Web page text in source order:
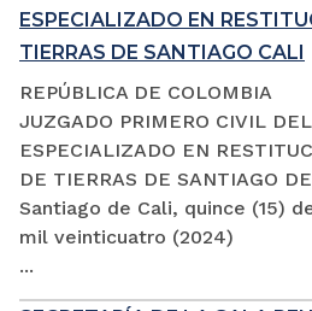
ESPECIALIZADO EN
TIERRAS DE SANTIAGO CALI
REPÚBLICA DE COLOMBIA
JUZGADO PRIMERO CIVIL
ESPECIALIZADO EN
DE TIERRAS DE SANTIAGO
Santiago de Cali, quince (15)
mil veinticuatro (2024)
...